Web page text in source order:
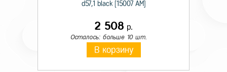
d57,1 black [15007 AM]
2 508 р.
Осталось: больше 10 шт.
В корзину